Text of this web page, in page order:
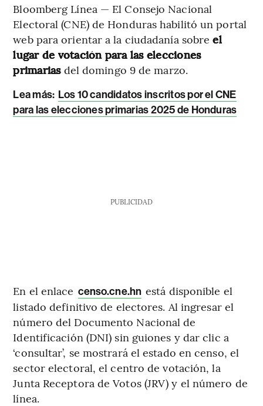
Bloomberg Línea — El Consejo Nacional
Electoral (CNE) de Honduras habilitó un portal
web para orientar a la ciudadanía sobreel
lugar de votación para las elecciones
primariasdel domingo 9 de marzo.
Lea más: Los 10 candidatos inscritos por el CNE
para las elecciones primarias 2025 de Honduras
PUBLICIDAD
En el enlace censo.cne.hn está disponible el
listado definitivo de electores. Al ingresar el
número del Documento Nacional de
Identificación (DNI) sin guiones y dar clic a
‘consultar’, se mostrará el estado en censo, el
sector electoral, el centro de votación, la
Junta Receptora de Votos (JRV) y el número de
línea.